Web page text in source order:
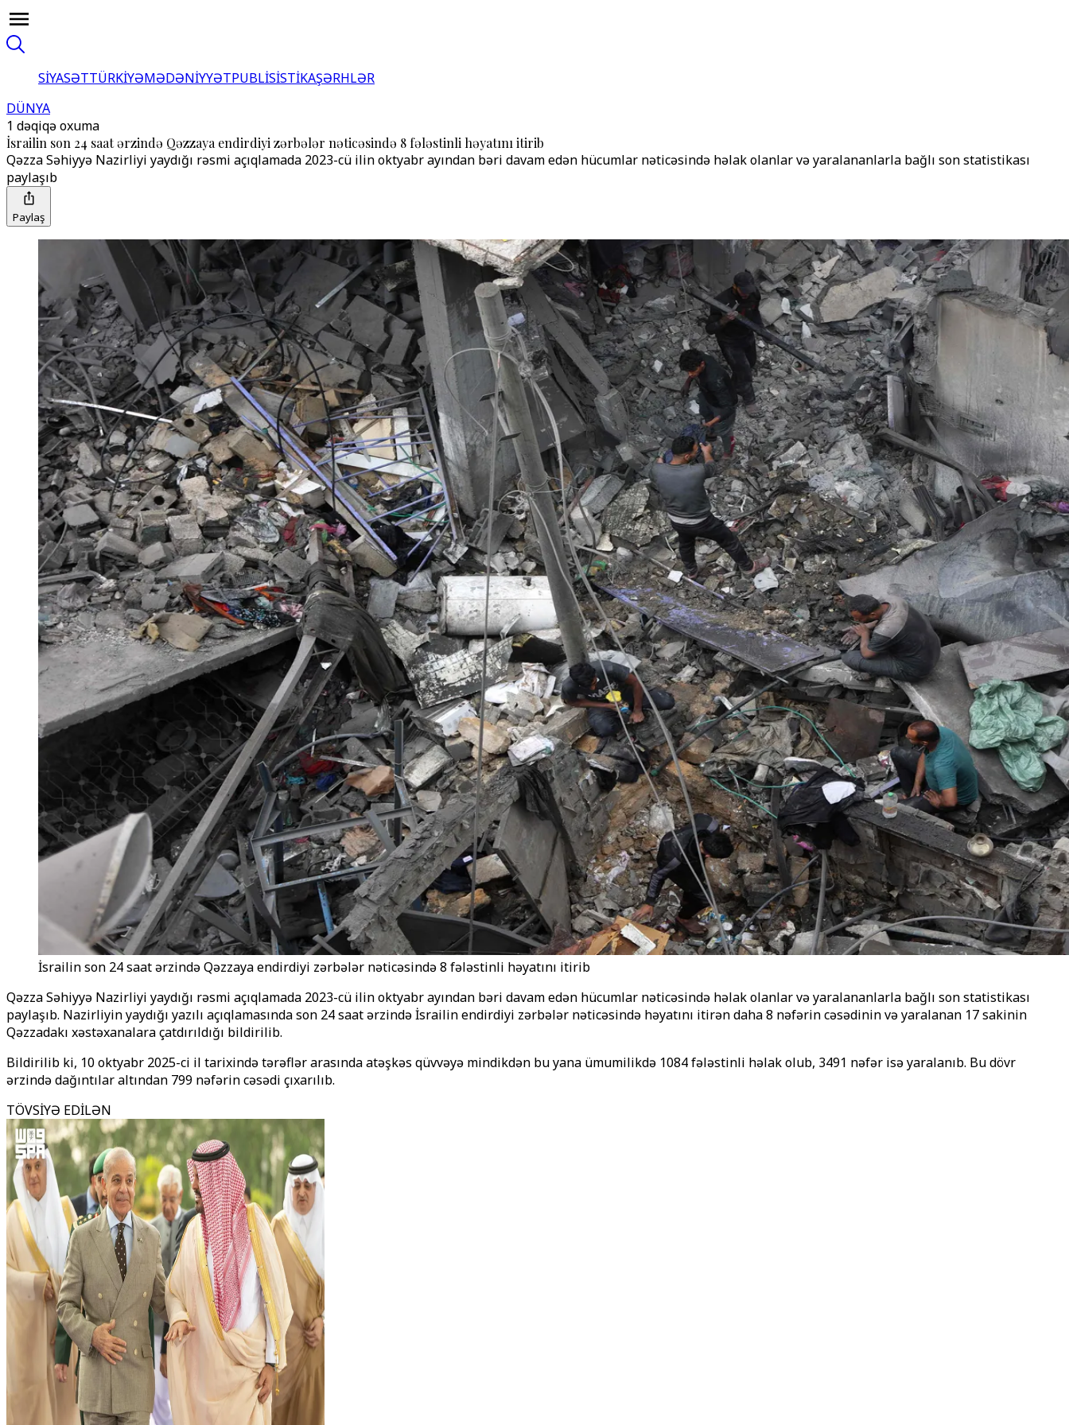
SİYASƏTTÜRKİYƏMƏDƏNİYYƏTPUBLİSİSTİKAŞƏRHLƏR
DÜNYA
1 dəqiqə oxuma
İsrailin son 24 saat ərzində Qəzzaya endirdiyi zərbələr nəticəsində 8 fələstinli həyatını itirib
Qəzza Səhiyyə Nazirliyi yaydığı rəsmi açıqlamada 2023-cü ilin oktyabr ayından bəri davam edən hücumlar nəticəsində həlak olanlar və yaralananlarla bağlı son statistikası
paylaşıb
Paylaş
İsrailin son 24 saat ərzində Qəzzaya endirdiyi zərbələr nəticəsində 8 fələstinli həyatını itirib
Qəzza Səhiyyə Nazirliyi yaydığı rəsmi açıqlamada 2023-cü ilin oktyabr ayından bəri davam edən hücumlar nəticəsində həlak olanlar və yaralananlarla bağlı son statistikası
paylaşıb. Nazirliyin yaydığı yazılı açıqlamasında son 24 saat ərzində İsrailin endirdiyi zərbələr nəticəsində həyatını itirən daha 8 nəfərin cəsədinin və yaralanan 17 sakinin
Qəzzadakı xəstəxanalara çatdırıldığı bildirilib.
Bildirilib ki, 10 oktyabr 2025-ci il tarixində tərəflər arasında atəşkəs qüvvəyə mindikdən bu yana ümumilikdə 1084 fələstinli həlak olub, 3491 nəfər isə yaralanıb. Bu dövr
ərzində dağıntılar altından 799 nəfərin cəsədi çıxarılıb.
TÖVSİYƏ EDİLƏN